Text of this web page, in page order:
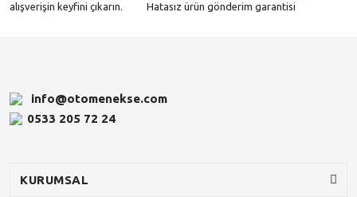
alışverişin keyfini çıkarın.
Hatasız ürün gönderim garantisi
info@otomenekse.com
0533 205 72 24
KURUMSAL